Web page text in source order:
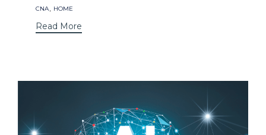
Tags
CNA, HOME
Read More